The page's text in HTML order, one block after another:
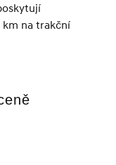
na trakční